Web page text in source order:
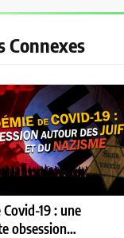
Connexes
19 : une
obsession…